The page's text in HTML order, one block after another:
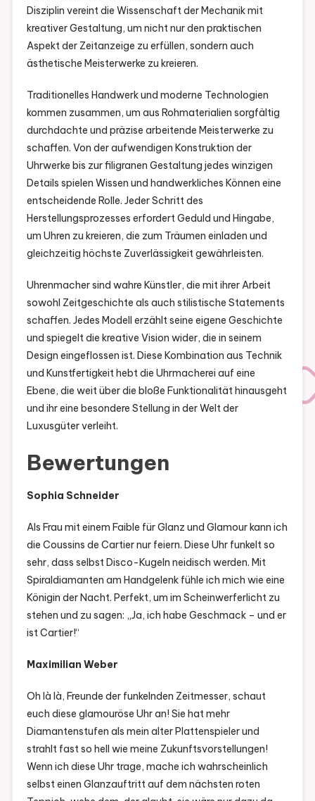
Disziplin vereint die Wissenschaft der Mechanik mit
kreativer Gestaltung, um nicht nur den praktischen
Aspekt der Zeitanzeige zu erfüllen, sondern auch
ästhetische Meisterwerke zu kreieren.
Traditionelles Handwerk und moderne Technologien
kommen zusammen, um aus Rohmaterialien sorgfältig
durchdachte und präzise arbeitende Meisterwerke zu
schaffen. Von der aufwendigen Konstruktion der
Uhrwerke bis zur filigranen Gestaltung jedes winzigen
Details spielen Wissen und handwerkliches Können eine
entscheidende Rolle. Jeder Schritt des
Herstellungsprozesses erfordert Geduld und Hingabe,
um Uhren zu kreieren, die zum Träumen einladen und
gleichzeitig höchste Zuverlässigkeit gewährleisten.
Uhrenmacher sind wahre Künstler, die mit ihrer Arbeit
sowohl Zeitgeschichte als auch stilistische Statements
schaffen. Jedes Modell erzählt seine eigene Geschichte
und spiegelt die kreative Vision wider, die in seinem
Design eingeflossen ist. Diese Kombination aus Technik
und Kunstfertigkeit hebt die Uhrmacherei auf eine
Ebene, die weit über die bloße Funktionalität hinausgeht
und ihr eine besondere Stellung in der Welt der
Luxusgüter verleiht.
Bewertungen
Sophia Schneider
Als Frau mit einem Faible für Glanz und Glamour kann ich
die Coussins de Cartier nur feiern. Diese Uhr funkelt so
sehr, dass selbst Disco-Kugeln neidisch werden. Mit
Spiraldiamanten am Handgelenk fühle ich mich wie eine
Königin der Nacht. Perfekt, um im Scheinwerferlicht zu
stehen und zu sagen: „Ja, ich habe Geschmack – und er
ist Cartier!“
Maximilian Weber
Oh là là, Freunde der funkelnden Zeitmesser, schaut
euch diese glamouröse Uhr an! Sie hat mehr
Diamantenstufen als mein alter Plattenspieler und
strahlt fast so hell wie meine Zukunftsvorstellungen!
Wenn ich diese Uhr trage, mache ich wahrscheinlich
selbst einen Glanzauftritt auf dem nächsten roten